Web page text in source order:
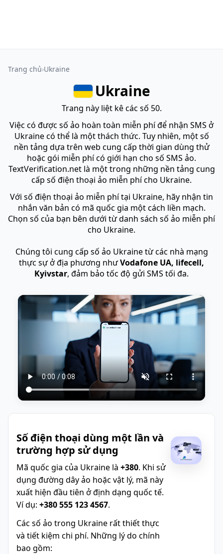
Trang chủ Ukraine
Ukraine
Trang này liệt kê các số 50.
Việc có được số ảo hoàn toàn miễn phí để nhận SMS ở
Ukraine có thể là một thách thức. Tuy nhiên, một số
nền tảng dựa trên web cung cấp thời gian dùng thử
hoặc gói miễn phí có giới hạn cho số SMS ảo.
TextVerification.net là một trong những nền tảng cung
cấp số điện thoại ảo miễn phí cho Ukraine.
Với số điện thoại ảo miễn phí tại Ukraine, hãy nhận tin
nhắn văn bản có mã quốc gia một cách liền mạch.
Chọn số của bạn bên dưới từ danh sách số ảo miễn phí
cho Ukraine.
Chúng tôi cung cấp số ảo Ukraine từ các nhà mạng
thực sự ở địa phương nhưVodafone UA, lifecell,
Kyivstar, đảm bảo tốc độ gửi SMS tối đa.
Số điện thoại dùng một lần và
trường hợp sử dụng
Mã quốc gia của Ukraine là +380. Khi sử
dụng đường dây ảo hoặc vật lý, mã này
xuất hiện đầu tiên ở định dạng quốc tế.
Ví dụ: +380 555 123 4567.
Các số ảo trong Ukraine rất thiết thực
và tiết kiệm chi phí. Những lý do chính
bao gồm: